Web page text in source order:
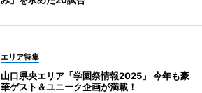
エリア特集
山口県央エリア「学園祭情報2025」 今年も豪
華ゲスト＆ユニーク企画が満載！